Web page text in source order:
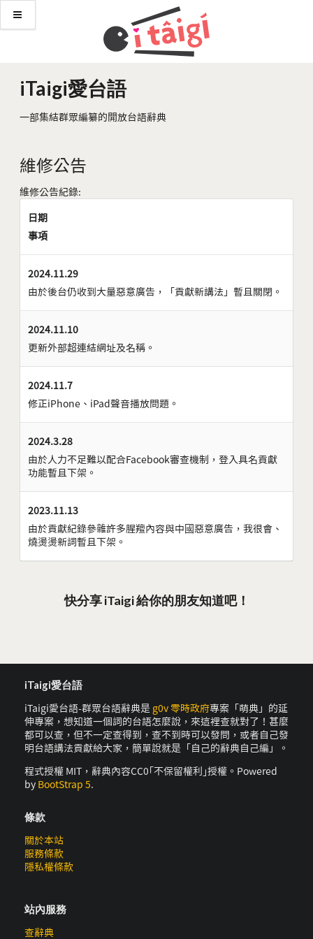
iTaigi愛台語
一部集結群眾編纂的開放台語辭典
維修公告
維修公告紀錄:
日期
事項
2024.11.29
由於後台仍收到大量惡意廣告，「貢獻新講法」暫且關閉。
2024.11.10
更新外部超連結網址及名稱。
2024.11.7
修正iPhone、iPad聲音播放問題。
2024.3.28
由於人力不足難以配合Facebook審查機制，登入具名貢獻
功能暫且下架。
2023.11.13
由於貢獻紀錄參雜許多腥羶內容與中國惡意廣告，我很會、
燒燙燙新詞暫且下架。
快分享 iTaigi 給你的朋友知道吧！
iTaigi愛台語
iTaigi愛台語-群眾台語辭典是 g0v 零時政府專案「萌典」的延
伸專案，想知道一個詞的台語怎麼說，來這裡查就對了！甚麼
都可以查，但不一定查得到，查不到時可以發問，或者自己發
明台語講法貢獻給大家，簡單說就是「自己的辭典自己編」。
程式授權 MIT，辭典內容CC0｢不保留權利｣授權。Powered
by BootStrap 5.
條款
關於本站
服務條款
隱私權條款
站內服務
查辭典